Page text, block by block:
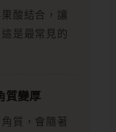
酸結合，讓
是最常見的
質變厚
質，會隨著